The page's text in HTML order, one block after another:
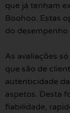
que já tenham
Boohoo. Estas
do desempenho
As avaliações
que são de
autenticidade
aspetos. Desta
fiabilidade,